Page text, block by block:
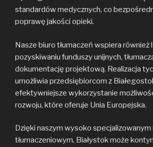
standardów medycznych, co
poprawę jakości opieki.
Nasze biuro tłumaczeń wspiera również
pozyskiwaniu funduszy unijnych,
dokumentację projektową. Realizacja
umożliwia przedsiębiorcom z
efektywniejsze wykorzystanie
rozwoju, które oferuje Unia Europejska.
Dzięki naszym wysoko specjalizowanym
tłumaczeniowym, Białystok może